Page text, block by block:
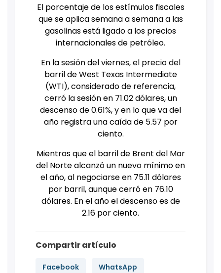
El porcentaje de los estímulos fiscales
que se aplica semana a semana a las
gasolinas está ligado a los precios
internacionales de petróleo.
En la sesión del viernes, el precio del
barril de West Texas Intermediate
(WTI), considerado de referencia,
cerró la sesión en 71.02 dólares, un
descenso de 0.61%, y en lo que va del
año registra una caída de 5.57 por
ciento.
Mientras que el barril de Brent del Mar
del Norte alcanzó un nuevo mínimo en
el año, al negociarse en 75.11 dólares
por barril, aunque cerró en 76.10
dólares. En el año el descenso es de
2.16 por ciento.
Compartir artículo
Facebook WhatsApp